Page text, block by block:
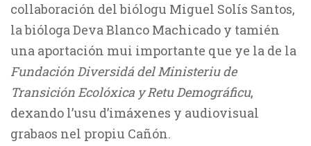
collaboración del biólogu Miguel Solís Santos,
la bióloga Deva Blanco Machicado y tamién
una aportación mui importante que ye la de la
Fundación Diversidá del Ministeriu de
Transición Ecolóxica y Retu Demográficu,
dexando l’usu d’imáxenes y audiovisual
grabaos nel propiu Cañón.